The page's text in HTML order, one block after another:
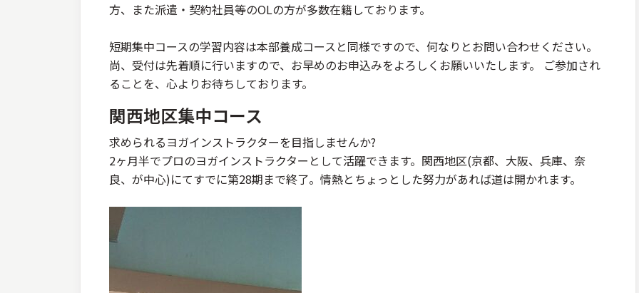
方、また派遣・契約社員等のOLの方が多数在籍しております。
短期集中コースの学習内容は本部養成コースと同様ですので、何なりとお問い合わせください。
尚、受付は先着順に行いますので、お早めのお申込みをよろしくお願いいたします。 ご参加され
ることを、心よりお待ちしております。
関西地区集中コース
求められるヨガインストラクターを目指しませんか?
2ヶ月半でプロのヨガインストラクターとして活躍できます。関西地区(京都、大阪、兵庫、奈
良、が中心)にてすでに第28期まで終了。情熱とちょっとした努力があれば道は開かれます。